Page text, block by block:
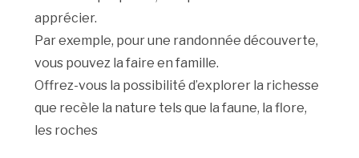
apprécier.
Par exemple, pour une randonnée découverte,
vous pouvez la faire en famille.
Offrez-vous la possibilité d’explorer la richesse
que recèle la nature tels que la faune, la flore,
les roches